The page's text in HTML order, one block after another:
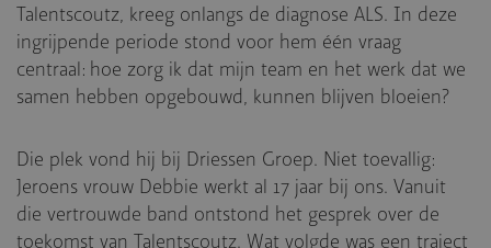
Talentscoutz, kreeg onlangs de diagnose ALS. In deze
ingrijpende periode stond voor hem één vraag
centraal: hoe zorg ik dat mijn team en het werk dat we
samen hebben opgebouwd, kunnen blijven bloeien?
Die plek vond hij bij Driessen Groep. Niet toevallig:
Jeroens vrouw Debbie werkt al 17 jaar bij ons. Vanuit
die vertrouwde band ontstond het gesprek over de
toekomst van Talentscoutz. Wat volgde was een traject